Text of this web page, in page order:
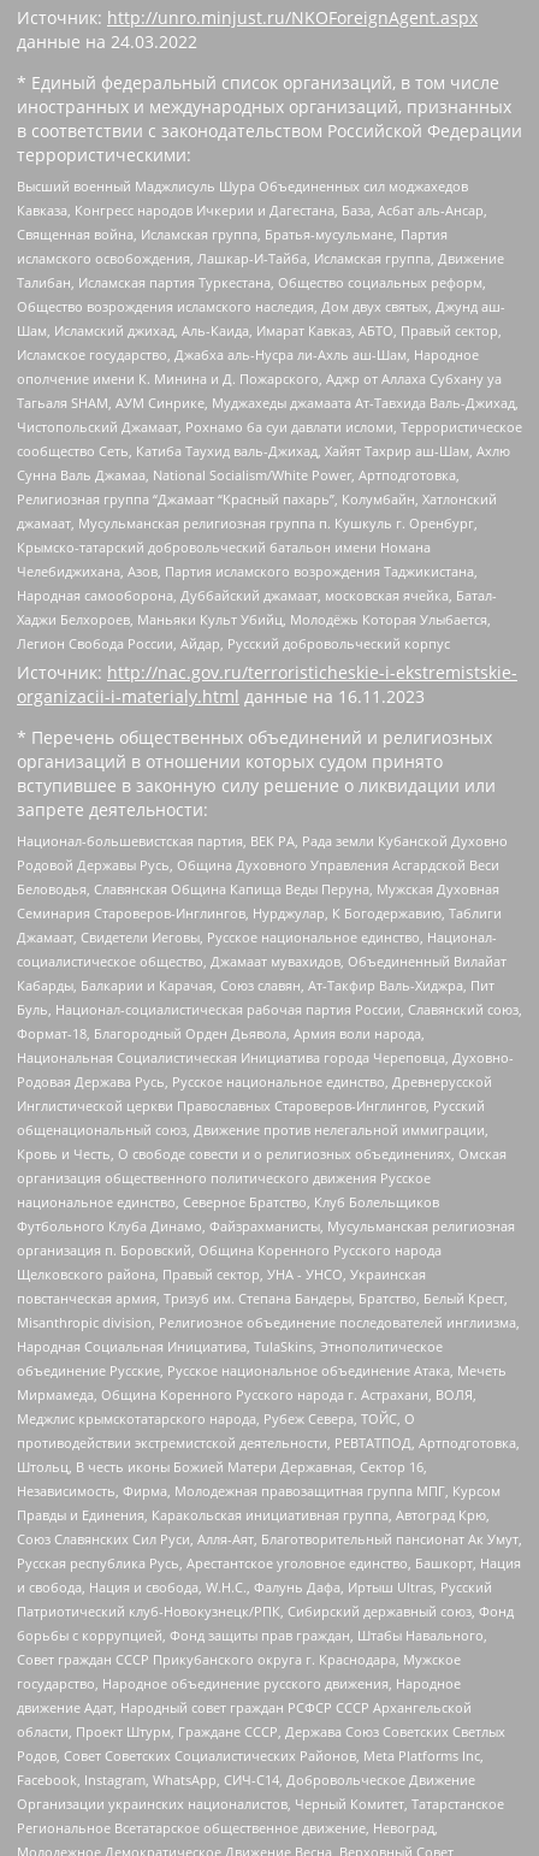
Источник: http://unro.minjust.ru/NKOForeignAgent.aspx
данные на 24.03.2022
* Единый федеральный список организаций, в том числе
иностранных и международных организаций, признанных
в соответствии с законодательством Российской Федерации
террористическими:
Высший военный Маджлисуль Шура Объединенных сил моджахедов
Кавказа, Конгресс народов Ичкерии и Дагестана, База, Асбат аль-Ансар,
Священная война, Исламская группа, Братья-мусульмане, Партия
исламского освобождения, Лашкар-И-Тайба, Исламская группа, Движение
Талибан, Исламская партия Туркестана, Общество социальных реформ,
Общество возрождения исламского наследия, Дом двух святых, Джунд аш-
Шам, Исламский джихад, Аль-Каида, Имарат Кавказ, АБТО, Правый сектор,
Исламское государство, Джабха аль-Нусра ли-Ахль аш-Шам, Народное
ополчение имени К. Минина и Д. Пожарского, Аджр от Аллаха Субхану уа
Тагьаля SHAM, АУМ Синрике, Муджахеды джамаата Ат-Тавхида Валь-Джихад,
Чистопольский Джамаат, Рохнамо ба суи давлати исломи, Террористическое
сообщество Сеть, Катиба Таухид валь-Джихад, Хайят Тахрир аш-Шам, Ахлю
Сунна Валь Джамаа, National Socialism/White Power, Артподготовка,
Религиозная группа “Джамаат “Красный пахарь”, Колумбайн, Хатлонский
джамаат, Мусульманская религиозная группа п. Кушкуль г. Оренбург,
Крымско-татарский добровольческий батальон имени Номана
Челебиджихана, Азов, Партия исламского возрождения Таджикистана,
Народная самооборона, Дуббайский джамаат, московская ячейка, Батал-
Хаджи Белхороев, Маньяки Культ Убийц, Молодёжь Которая Улыбается,
Легион Свобода России, Айдар, Русский добровольческий корпус
Источник: http://nac.gov.ru/terroristicheskie-i-ekstremistskie-
organizacii-i-materialy.html данные на 16.11.2023
* Перечень общественных объединений и религиозных
организаций в отношении которых судом принято
вступившее в законную силу решение о ликвидации или
запрете деятельности:
Национал-большевистская партия, ВЕК РА, Рада земли Кубанской Духовно
Родовой Державы Русь, Община Духовного Управления Асгардской Веси
Беловодья, Славянская Община Капища Веды Перуна, Мужская Духовная
Семинария Староверов-Инглингов, Нурджулар, К Богодержавию, Таблиги
Джамаат, Свидетели Иеговы, Русское национальное единство, Национал-
социалистическое общество, Джамаат мувахидов, Объединенный Вилайат
Кабарды, Балкарии и Карачая, Союз славян, Ат-Такфир Валь-Хиджра, Пит
Буль, Национал-социалистическая рабочая партия России, Славянский союз,
Формат-18, Благородный Орден Дьявола, Армия воли народа,
Национальная Социалистическая Инициатива города Череповца, Духовно-
Родовая Держава Русь, Русское национальное единство, Древнерусской
Инглистической церкви Православных Староверов-Инглингов, Русский
общенациональный союз, Движение против нелегальной иммиграции,
Кровь и Честь, О свободе совести и о религиозных объединениях, Омская
организация общественного политического движения Русское
национальное единство, Северное Братство, Клуб Болельщиков
Футбольного Клуба Динамо, Файзрахманисты, Мусульманская религиозная
организация п. Боровский, Община Коренного Русского народа
Щелковского района, Правый сектор, УНА - УНСО, Украинская
повстанческая армия, Тризуб им. Степана Бандеры, Братство, Белый Крест,
Misanthropic division, Религиозное объединение последователей инглиизма,
Народная Социальная Инициатива, TulaSkins, Этнополитическое
объединение Русские, Русское национальное объединение Атака, Мечеть
Мирмамеда, Община Коренного Русского народа г. Астрахани, ВОЛЯ,
Меджлис крымскотатарского народа, Рубеж Севера, ТОЙС, О
противодействии экстремистской деятельности, РЕВТАТПОД, Артподготовка,
Штольц, В честь иконы Божией Матери Державная, Сектор 16,
Независимость, Фирма, Молодежная правозащитная группа МПГ, Курсом
Правды и Единения, Каракольская инициативная группа, Автоград Крю,
Союз Славянских Сил Руси, Алля-Аят, Благотворительный пансионат Ак Умут,
Русская республика Русь, Арестантское уголовное единство, Башкорт, Нация
и свобода, Нация и свобода, W.H.С., Фалунь Дафа, Иртыш Ultras, Русский
Патриотический клуб-Новокузнецк/РПК, Сибирский державный союз, Фонд
борьбы с коррупцией, Фонд защиты прав граждан, Штабы Навального,
Совет граждан СССР Прикубанского округа г. Краснодара, Мужское
государство, Народное объединение русского движения, Народное
движение Адат, Народный совет граждан РСФСР СССР Архангельской
области, Проект Штурм, Граждане СССР, Держава Союз Советских Светлых
Родов, Совет Советских Социалистических Районов, Meta Platforms Inc,
Facebook, Instagram, WhatsApp, СИЧ-С14, Добровольческое Движение
Организации украинских националистов, Черный Комитет, Татарстанское
Региональное Всетатарское общественное движение, Невоград,
Молодежное Демократическое Движение Весна, Верховный Совет